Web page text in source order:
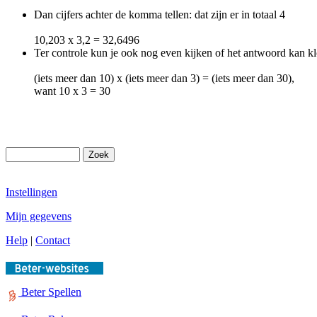
Dan cijfers achter de komma tellen: dat zijn er in totaal 4
10,203 x 3,2 = 32,6496
Ter controle kun je ook nog even kijken of het antwoord kan
(iets meer dan 10) x (iets meer dan 3) = (iets meer dan 30),
want 10 x 3 = 30
Instellingen
Mijn gegevens
Help | Contact
Beter Spellen